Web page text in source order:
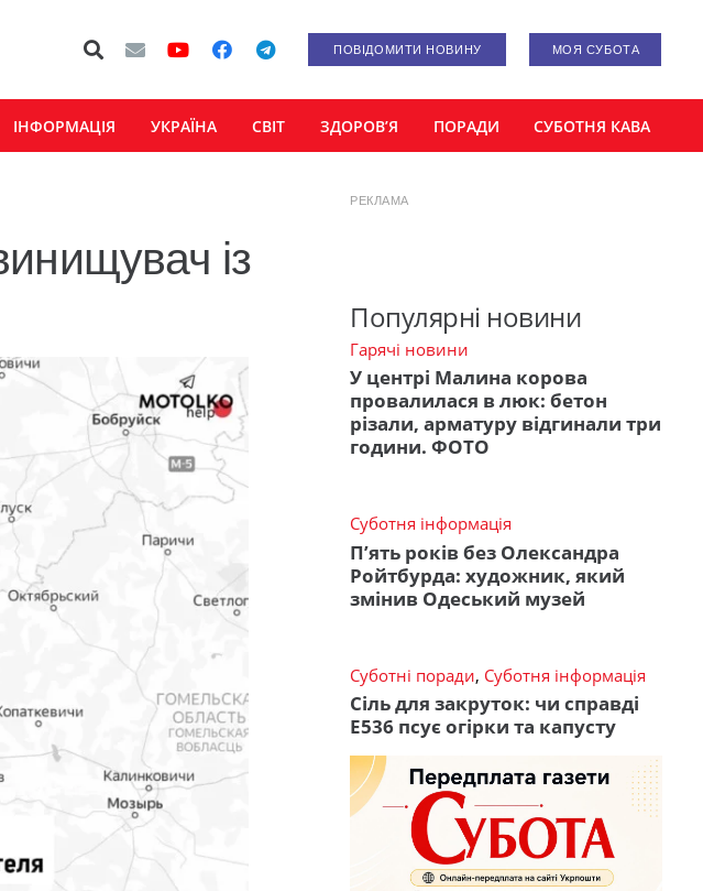
ПОВІДОМИТИ НОВИНУ МОЯ СУБОТА
ІНФОРМАЦІЯ УКРАЇНА СВІТ ЗДОРОВ’Я ПОРАДИ СУБОТНЯ КАВА
із
РЕКЛАМА
Популярні новини
Гарячі новини
У центрі Малина корова
провалилася в люк: бетон
різали, арматуру відгинали три
години. ФОТО
Суботня інформація
П’ять років без Олександра
Ройтбурда: художник, який
змінив Одеський музей
Суботні поради, Суботня інформація
Сіль для закруток: чи справді
Е536 псує огірки та капусту